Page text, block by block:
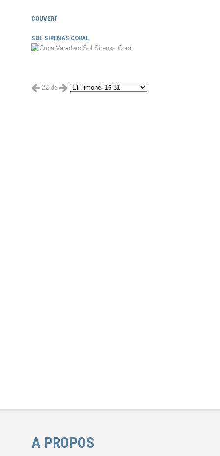
COUVERT
SOL SIRENAS CORAL
22 de
A PROPOS